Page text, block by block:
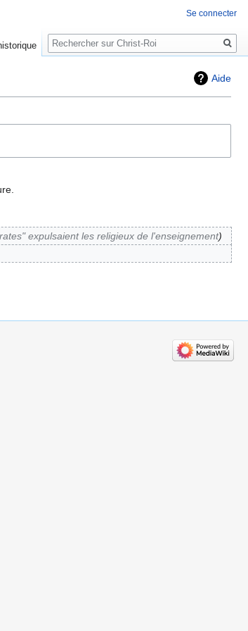
Aide
expulsaient les religieux de l'enseignement
Se connecter
Rechercher